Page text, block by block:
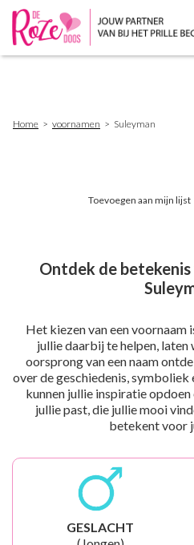
Home voornamen Suleyman
Toevoegen aan mijn lijst
Ontdek de
Het kiezen van een voornaam
jullie daarbij te helpen, laten
oorsprong van een naam
over de geschiedenis,
kunnen jullie inspiratie opdoen
jullie past, die jullie mooi
betekent voor
GESLACHT